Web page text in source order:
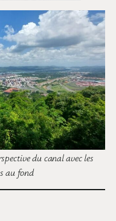
du canal avec les
au fond